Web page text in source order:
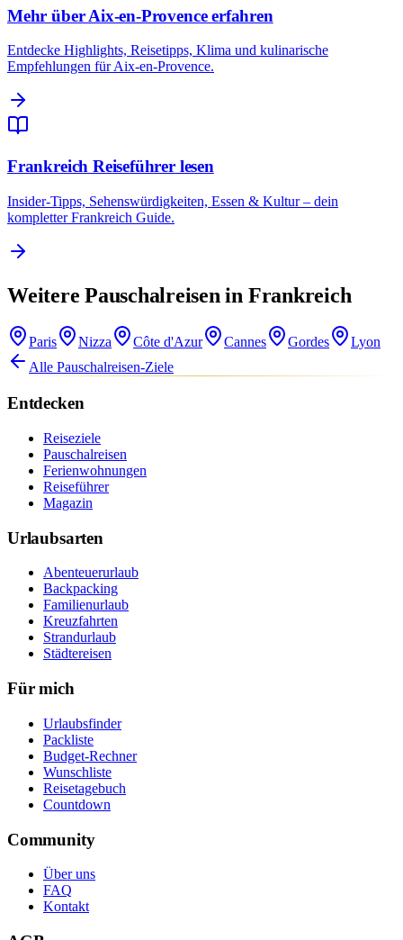
Mehr über Aix-en-Provence erfahren
Entdecke Highlights, Reisetipps, Klima und kulinarische
Empfehlungen für Aix-en-Provence.
Frankreich Reiseführer lesen
Insider-Tipps, Sehenswürdigkeiten, Essen & Kultur – dein
kompletter Frankreich Guide.
Weitere Pauschalreisen in Frankreich
Paris Nizza Côte d'Azur Cannes Gordes
Lyon
Alle Pauschalreisen-Ziele
Entdecken
Reiseziele
Pauschalreisen
Ferienwohnungen
Reiseführer
Magazin
Urlaubsarten
Abenteuerurlaub
Backpacking
Familienurlaub
Kreuzfahrten
Strandurlaub
Städtereisen
Für mich
Urlaubsfinder
Packliste
Budget-Rechner
Wunschliste
Reisetagebuch
Countdown
Community
Über uns
FAQ
Kontakt